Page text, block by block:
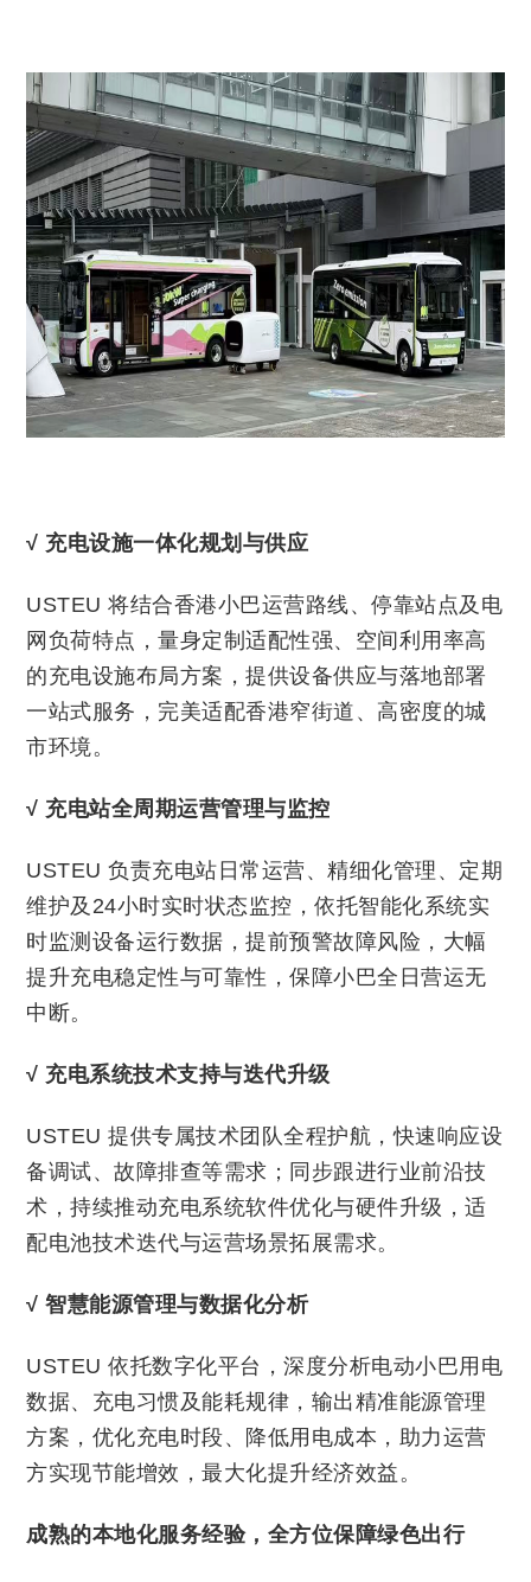
√ 充电设施一体化规划与供应
USTEU 将结合香港小巴运营路线、停靠站点及电
网负荷特点，量身定制适配性强、空间利用率高
的充电设施布局方案，提供设备供应与落地部署
一站式服务，完美适配香港窄街道、高密度的城
市环境。
√ 充电站全周期运营管理与监控
USTEU 负责充电站日常运营、精细化管理、定期
维护及24小时实时状态监控，依托智能化系统实
时监测设备运行数据，提前预警故障风险，大幅
提升充电稳定性与可靠性，保障小巴全日营运无
中断。
√ 充电系统技术支持与迭代升级
USTEU 提供专属技术团队全程护航，快速响应设
备调试、故障排查等需求；同步跟进行业前沿技
术，持续推动充电系统软件优化与硬件升级，适
配电池技术迭代与运营场景拓展需求。
√智慧能源管理与数据化分析
USTEU 依托数字化平台，深度分析电动小巴用电
数据、充电习惯及能耗规律，输出精准能源管理
方案，优化充电时段、降低用电成本，助力运营
方实现节能增效，最大化提升经济效益。
成熟的本地化服务经验，全方位保障绿色出行